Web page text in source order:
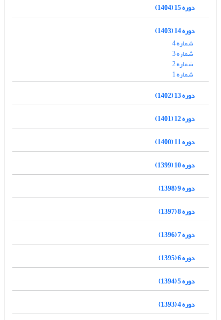
دوره 15 (1404)
دوره 14 (1403)
شماره 4
شماره 3
شماره 2
شماره 1
دوره 13 (1402)
دوره 12 (1401)
دوره 11 (1400)
دوره 10 (1399)
دوره 9 (1398)
دوره 8 (1397)
دوره 7 (1396)
دوره 6 (1395)
دوره 5 (1394)
دوره 4 (1393)